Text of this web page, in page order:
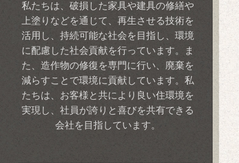
私たちは、破損した家具や建具の修繕や
上塗りなどを通じて、再生させる技術を
活用し、持続可能な社会を目指し、環境
に配慮した社会貢献を行っています。ま
た、造作物の修復を専門に行い、廃棄を
減らすことで環境に貢献しています。私
たちは、お客様と共により良い住環境を
実現し、社員が誇りと喜びを共有できる
会社を目指しています。